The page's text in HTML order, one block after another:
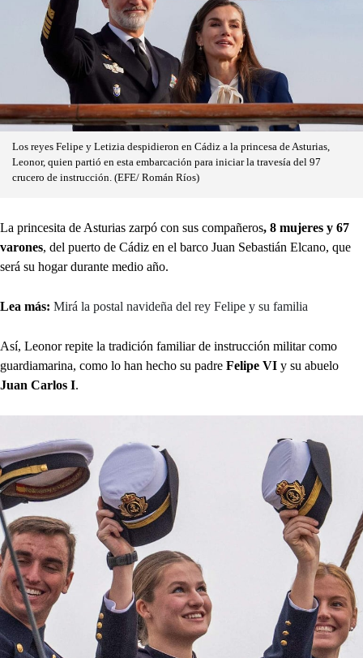
Los reyes Felipe y Letizia despidieron en Cádiz a la princesa de Asturias,
Leonor, quien partió en esta embarcación para iniciar la travesía del 97
crucero de instrucción. (EFE/ Román Ríos)
La princesita de Asturias zarpó con sus compañeros, 8 mujeres y 67
varones, del puerto de Cádiz en el barco Juan Sebastián Elcano, que
será su hogar durante medio año.
Lea más: Mirá la postal navideña del rey Felipe y su familia
Así, Leonor repite la tradición familiar de instrucción militar como
guardiamarina, como lo han hecho su padre Felipe VI y su abuelo
Juan Carlos I.